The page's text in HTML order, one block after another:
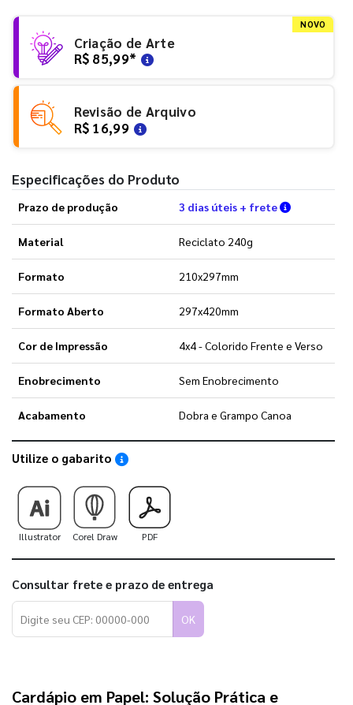
NOVO
Criação de Arte
R$ 85,99*
Revisão de Arquivo
R$ 16,99
Especificações do Produto
Prazo de produção 3 dias úteis + frete Verifique
Material Reciclato 240g
Formato 210x297mm
Formato Aberto 297x420mm
Cor de Impressão 4x4 - Colorido Frente e Verso
Enobrecimento Sem Enobrecimento
Acabamento Dobra e Grampo Canoa
Utilize o gabarito Saiba como utilizar os nossos gabaritos
Illustrator Corel Draw PDF
Consultar frete e prazo de entrega
OK
Cardápio em Papel: Solução Prática e